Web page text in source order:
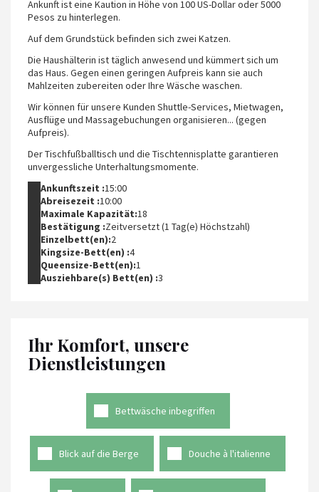
Ankunft ist eine Kaution in Höhe von 100 US-Dollar oder 5000
Pesos zu hinterlegen.
Auf dem Grundstück befinden sich zwei Katzen.
Die Haushälterin ist täglich anwesend und kümmert sich um
das Haus. Gegen einen geringen Aufpreis kann sie auch
Mahlzeiten zubereiten oder Ihre Wäsche waschen.
Wir können für unsere Kunden Shuttle-Services, Mietwagen,
Ausflüge und Massagebuchungen organisieren... (gegen
Aufpreis).
Der Tischfußballtisch und die Tischtennisplatte garantieren
unvergessliche Unterhaltungsmomente.
Ankunftszeit :15:00
Abreisezeit :10:00
Maximale Kapazität:18
Bestätigung :Zeitversetzt (1 Tag(e) Höchstzahl)
Einzelbett(en):2
Kingsize-Bett(en) :4
Queensize-Bett(en):1
Ausziehbare(s) Bett(en) :3
Ihr Komfort, unsere
Dienstleistungen
Bettwäsche inbegriffen
Blick auf die Berge Douche à l'italienne